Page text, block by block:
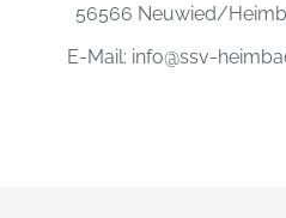
56566 Neuwied/
E-Mail: info@ssv-